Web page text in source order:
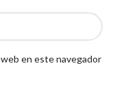
en este navegador